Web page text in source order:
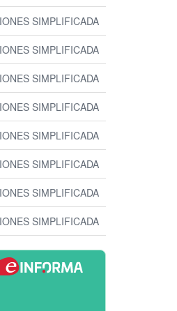
SIMPLIFICADA
SIMPLIFICADA
SIMPLIFICADA
SIMPLIFICADA
SIMPLIFICADA
SIMPLIFICADA
SIMPLIFICADA
SIMPLIFICADA